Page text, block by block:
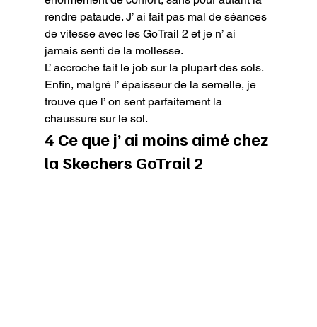
rendre pataude. J’ ai fait pas mal de séances
de vitesse avec les GoTrail 2 et je n’ ai
jamais senti de la mollesse.
L’ accroche fait le job sur la plupart des sols.
Enfin, malgré l’ épaisseur de la semelle, je
trouve que l’ on sent parfaitement la
chaussure sur le sol.
4 Ce que j’ ai moins aimé chez
la Skechers GoTrail 2